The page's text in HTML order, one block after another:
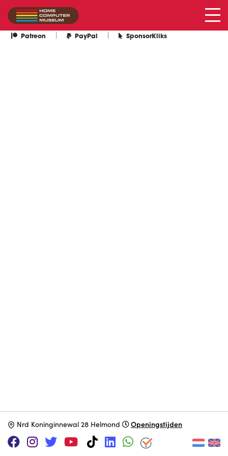
homecomputermuseum
ONDERSTEUN HET MUSEUM VIA
Patreon | PayPal | SponsorKliks
Nrd Koninginnewal 28 Helmond Openingstijden